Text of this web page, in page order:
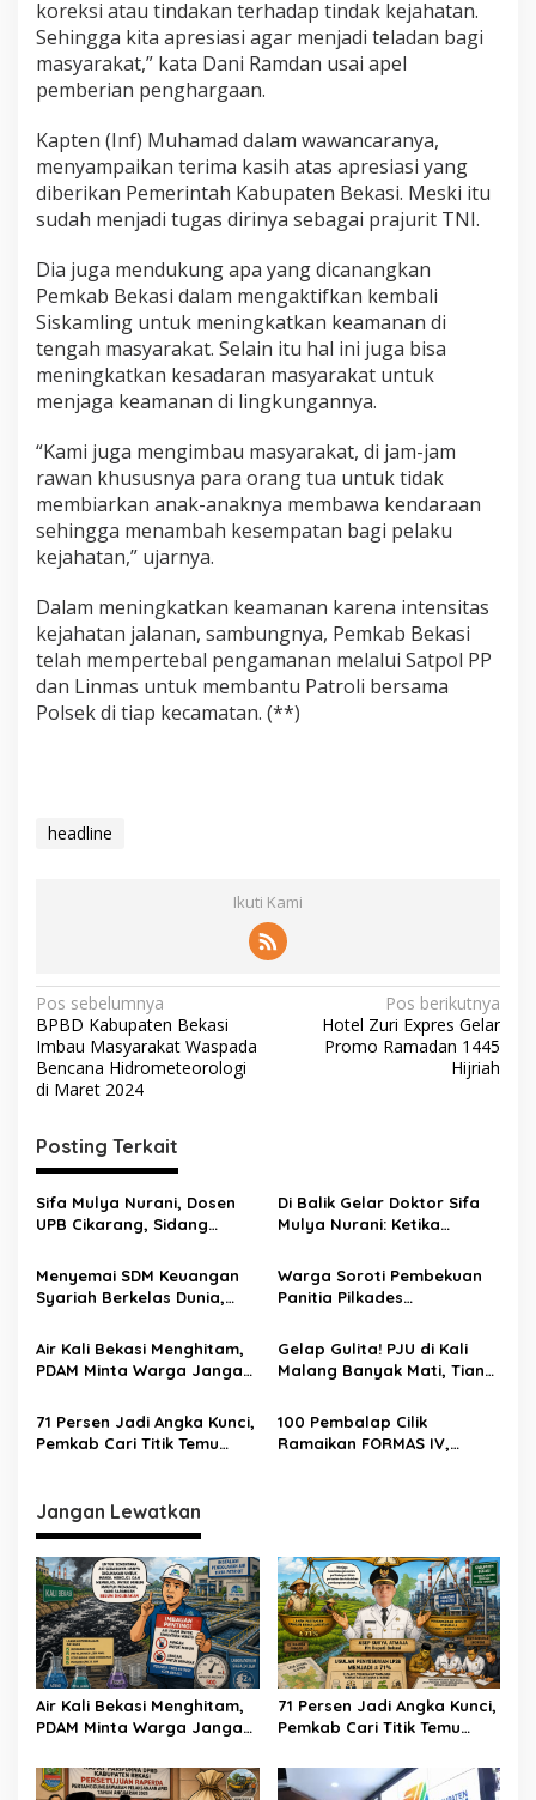
koreksi atau tindakan terhadap tindak kejahatan.
Sehingga kita apresiasi agar menjadi teladan bagi
masyarakat,” kata Dani Ramdan usai apel
pemberian penghargaan.
Kapten (Inf) Muhamad dalam wawancaranya,
menyampaikan terima kasih atas apresiasi yang
diberikan Pemerintah Kabupaten Bekasi. Meski itu
sudah menjadi tugas dirinya sebagai prajurit TNI.
Dia juga mendukung apa yang dicanangkan
Pemkab Bekasi dalam mengaktifkan kembali
Siskamling untuk meningkatkan keamanan di
tengah masyarakat. Selain itu hal ini juga bisa
meningkatkan kesadaran masyarakat untuk
menjaga keamanan di lingkungannya.
“Kami juga mengimbau masyarakat, di jam-jam
rawan khususnya para orang tua untuk tidak
membiarkan anak-anaknya membawa kendaraan
sehingga menambah kesempatan bagi pelaku
kejahatan,” ujarnya.
Dalam meningkatkan keamanan karena intensitas
kejahatan jalanan, sambungnya, Pemkab Bekasi
telah mempertebal pengamanan melalui Satpol PP
dan Linmas untuk membantu Patroli bersama
Polsek di tiap kecamatan. (**)
headline
Ikuti Kami
Pos sebelumnya
BPBD Kabupaten Bekasi
Imbau Masyarakat Waspada
Bencana Hidrometeorologi
di Maret 2024
Pos berikutnya
Hotel Zuri Expres Gelar
Promo Ramadan 1445
Hijriah
Posting Terkait
Sifa Mulya Nurani, Dosen
UPB Cikarang, Sidang
dipimpin Prof. Dr. H. Aden
Rosadi Dosen UIN SGD asal
Bekasi
Di Balik Gelar Doktor Sifa
Mulya Nurani: Ketika
Menyelamatkan Masa
Depan Anak Indonesia
Menyemai SDM Keuangan
Syariah Berkelas Dunia,
Akreditasi Unggul
Warga Soroti Pembekuan
Panitia Pilkades
Intervensi
Air Kali Bekasi Menghitam,
PDAM Minta Warga Jangan
Gelap Gulita! PJU di Kali
Malang Banyak Mati, Tiang
Waswas
71 Persen Jadi Angka Kunci,
Pemkab Cari Titik Temu
100 Pembalap Cilik
Ramaikan FORMAS IV,
Jangan Lewatkan
Air Kali Bekasi Menghitam,
PDAM Minta Warga Jangan
71 Persen Jadi Angka Kunci,
Pemkab Cari Titik Temu